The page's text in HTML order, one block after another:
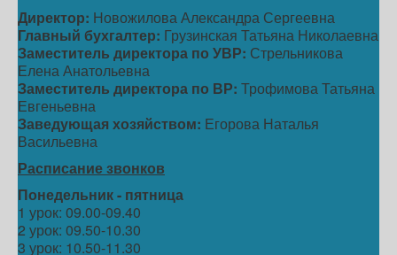
Директор: Новожилова Александра Сергеевна
Главный бухгалтер: Грузинская Татьяна Николаевна
Заместитель директора по УВР: Стрельникова
Елена Анатольевна
Заместитель директора по ВР: Трофимова Татьяна
Евгеньевна
Заведующая хозяйством: Егорова Наталья
Васильевна
Расписание звонков
Понедельник - пятница
1 урок: 09.00-09.40
2 урок: 09.50-10.30
3 урок: 10.50-11.30